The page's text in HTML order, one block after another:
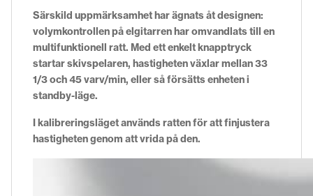
Särskild uppmärksamhet har ägnats åt designen:
volymkontrollen på elgitarren har omvandlats till en
multifunktionell ratt. Med ett enkelt knapptryck
startar skivspelaren, hastigheten växlar mellan 33
1/3 och 45 varv/min, eller så försätts enheten i
standby-läge.
I kalibreringsläget används ratten för att finjustera
hastigheten genom att vrida på den.